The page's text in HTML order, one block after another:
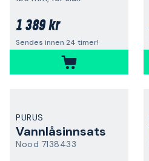
1 389 kr
Sendes innen 24 timer!
PURUS
Vannlåsinnsats
Nood 7138433